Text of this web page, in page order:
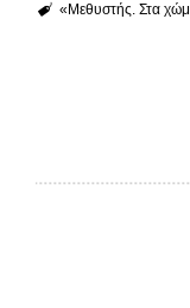
«Μεθυστής. Στα